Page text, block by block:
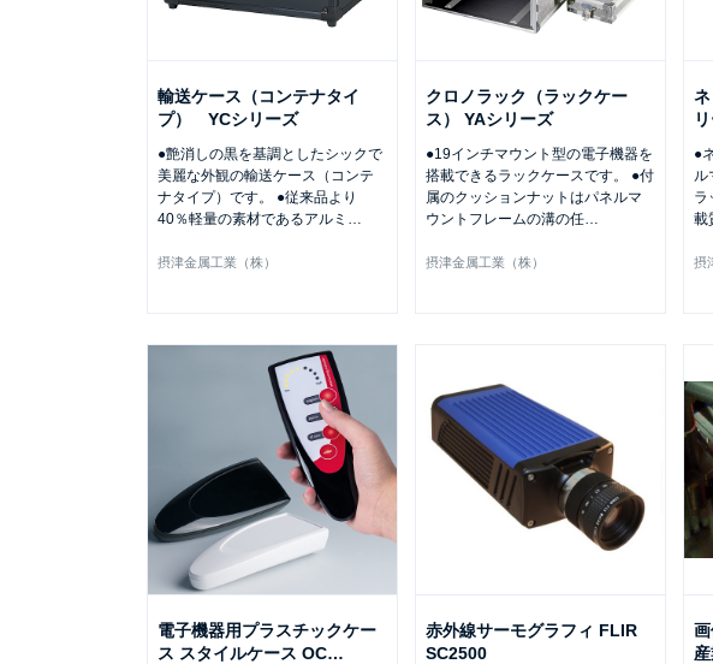
輸送ケース（コンテナタイ
プ） YCシリーズ
●艶消しの黒を基調としたシックで
美麗な外観の輸送ケース（コンテ
ナタイプ）です。 ●従来品より
40％軽量の素材であるアルミ …
摂津金属工業（株）
クロノラック（ラックケー
ス） YAシリーズ
●19インチマウント型の電子機器を
搭載できるラックケースです。 ●付
属のクッションナットはパネルマ
ウントフレームの溝の任…
摂津金属工業（株）
●
ル
ラ
載
摂
電子機器用プラスチックケー
ス スタイルケース OC…
赤外線サーモグラフィ FLIR
SC2500